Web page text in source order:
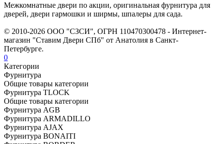
Межкомнатные двери по акции, оригинальная фурнитура для
дверей, двери гармошки и ширмы, шпалеры для сада.
© 2010-2026 ООО "СЗСИ", ОГРН 110470300478 - Интернет-
магазин "Ставим Двери СПб" от Анатолия в Санкт-
Петербурге.
0
Категории
Фурнитура
Общие товары категории
Фурнитура TLOCK
Общие товары категории
Фурнитура AGB
Фурнитура ARMADILLO
Фурнитура AJAX
Фурнитура BONAITI